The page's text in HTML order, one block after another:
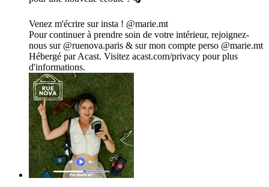
Venez m'écrire sur insta ! @marie.mt
Pour continuer à prendre soin de votre intérieur, rejoignez-
nous sur @ruenova.paris & sur mon compte perso @marie.mt
Hébergé par Acast. Visitez acast.com/privacy pour plus
d'informations.